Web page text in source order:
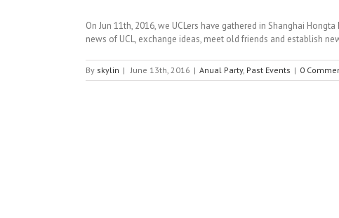
On Jun 11th, 2016, we UCLers have gathered in Shanghai
news of UCL, exchange ideas, meet old friends and establish
By skylin | June 13th, 2016 | Anual Party, Past Events | 0